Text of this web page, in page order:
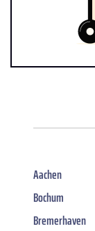
Aachen
Bochum
Bremerhaven